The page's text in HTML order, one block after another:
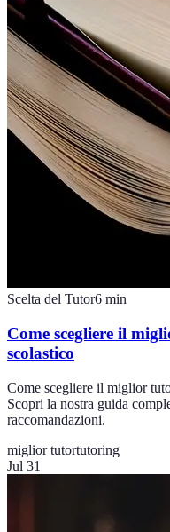
Scelta del Tutor6 min
Come scegliere il
scolastico
Come scegliere il miglior
Scopri la nostra guida
raccomandazioni.
miglior tutortutoring
Jul 31